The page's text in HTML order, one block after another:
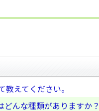
えてください。
どんな種類がありますか